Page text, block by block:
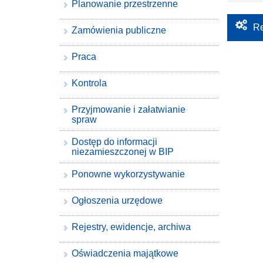
Planowanie przestrzenne
Zamówienia publiczne
Praca
Kontrola
Przyjmowanie i załatwianie
spraw
Dostęp do informacji
niezamieszczonej w BIP
Ponowne wykorzystywanie
Ogłoszenia urzędowe
Rejestry, ewidencje, archiwa
Oświadczenia majątkowe